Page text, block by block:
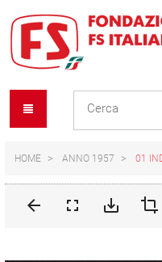
content
navigation
menu
HOME ANNO 1957 01